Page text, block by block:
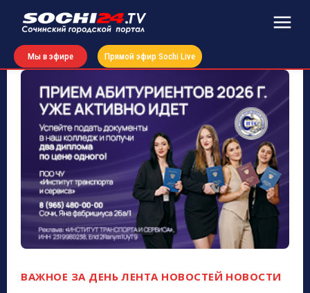
Мы в эфире Прямой эфир Sochi Live
ВАЖНОЕ ЗА ДЕНЬ ЛЕНТА НОВОСТЕЙ НОВОСТИ